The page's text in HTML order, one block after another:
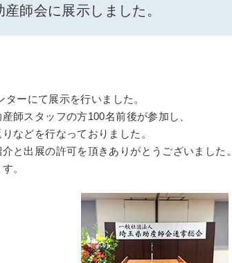
師会に展示しました。
ーにて展示を行いました。
師スタッフの方100名前後が参加し、
などを行なっておりました。
と出展の許可を頂きありがとうございました。
。